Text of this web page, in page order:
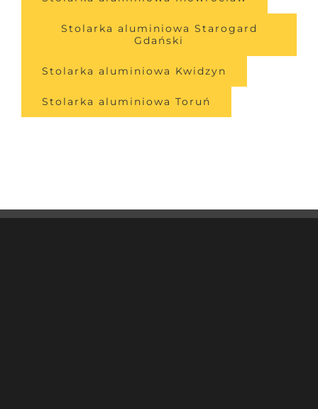
Stolarka aluminiowa Starogard
Gdański
Stolarka aluminiowa Kwidzyn
Stolarka aluminiowa Toruń